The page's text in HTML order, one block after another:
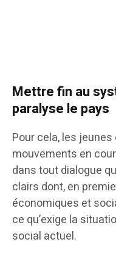
Mettre fin au
paralyse le pays
Pour cela, les
mouvements en
dans tout dialogue
clairs dont, en
économiques et
ce qu’exige la
social actuel.